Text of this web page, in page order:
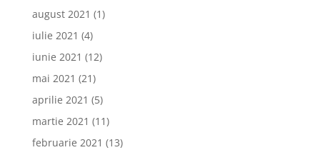
august 2021 (1)
iulie 2021 (4)
iunie 2021 (12)
mai 2021 (21)
aprilie 2021 (5)
martie 2021 (11)
februarie 2021 (13)